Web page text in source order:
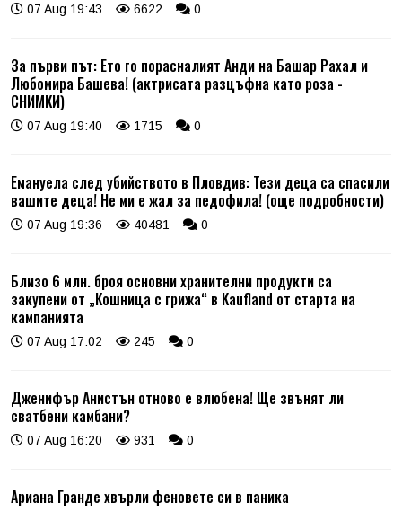
07 Aug 19:43 6622 0
За първи път: Ето го порасналият Анди на Башар Рахал и
Любомира Башева! (актрисата разцъфна като роза -
СНИМКИ)
07 Aug 19:40 1715 0
Емануела след убийството в Пловдив: Тези деца са спасили
вашите деца! Не ми е жал за педофила! (още подробности)
07 Aug 19:36 40481 0
Близо 6 млн. броя основни хранителни продукти са
закупени от „Кошница с грижа“ в Kaufland от старта на
кампанията
07 Aug 17:02 245 0
Дженифър Анистън отново е влюбена! Ще звънят ли
сватбени камбани?
07 Aug 16:20 931 0
Ариана Гранде хвърли феновете си в паника